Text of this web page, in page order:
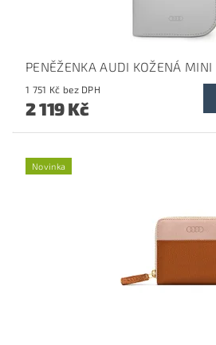
PENĚŽENKA AUDI KOŽENÁ
1 751 Kč bez DPH
2 119 Kč
Novinka